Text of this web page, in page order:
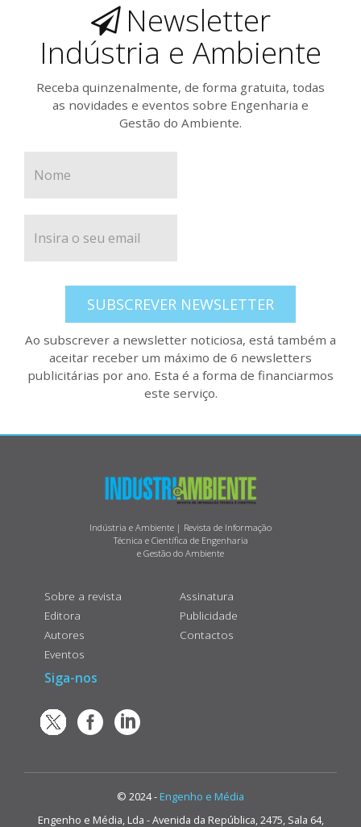
Newsletter
Indústria e Ambiente
Receba quinzenalmente, de forma gratuita, todas
as novidades e eventos sobre Engenharia e
Gestão do Ambiente.
SUBSCREVER NEWSLETTER
Ao subscrever a newsletter noticiosa, está também a
aceitar receber um máximo de 6 newsletters
publicitárias por ano. Esta é a forma de financiarmos
este serviço.
Indústria e Ambiente | Revista de Informação
Técnica e Científica de Engenharia
e Gestão do Ambiente
Sobre a revista
Editora
Autores
Eventos
Assinatura
Publicidade
Contactos
Siga-nos
© 2024 - Engenho e Média
Engenho e Média, Lda - Avenida da República, 2475, Sala 64,